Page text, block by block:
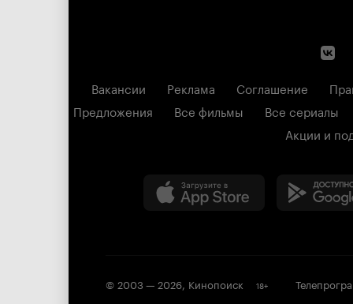
Вакансии Реклама Соглашение
Предложения
Все фильмы
Все сериалы
Акции и
© 2003 — 2026, Кинопоиск 18+